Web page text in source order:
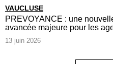
VAUCLUSE
PREVOYANCE : une
avancée majeure pour les
13 juin 2026